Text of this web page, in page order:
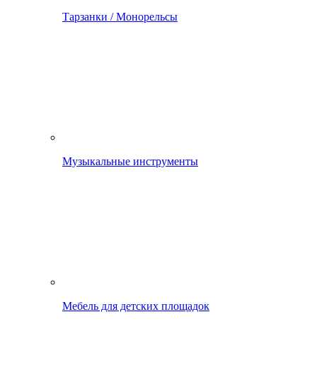
Тарзанки / Монорельсы
Музыкальные инструменты
Мебель для детских площадок